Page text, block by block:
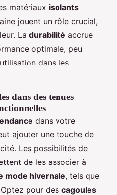
matériaux isolants
jouent un rôle crucial,
La durabilité accrue
optimale, peu
dans les
dans des tenues
dans votre
ajouter une touche de
Les possibilités de
de les associer à
mode hivernale, tels que
pour des cagoules